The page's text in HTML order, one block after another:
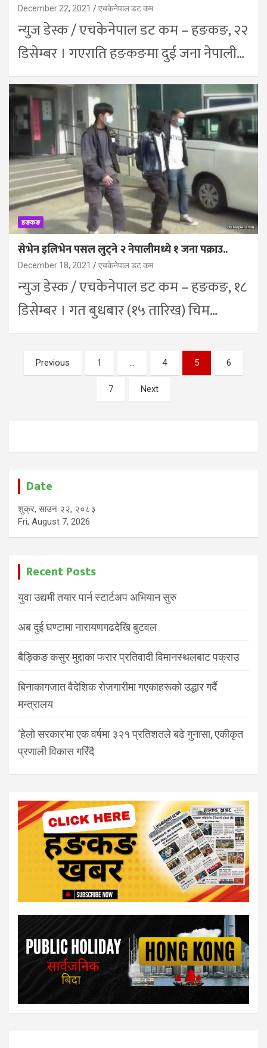
December 22, 2021 एचकेनेपाल डट कम
न्युज डेस्क / एचकेनेपाल डट कम – हङकङ, २२
डिसेम्बर । गएराति हङकङमा दुई जना नेपाली…
हङकङ
सेभेन इलिभेन पसल लुट्ने २ नेपालीमध्ये १ जना पक्राउ..
December 18, 2021 एचकेनेपाल डट कम
न्युज डेस्क / एचकेनेपाल डट कम – हङकङ, १८
डिसेम्बर । गत बुधबार (१५ तारिख) चिम…
Posts
pagination
Previous 1 … 4 5 6
7 Next
Date
शुक्र, साउन २२, २०८३
Fri, August 7, 2026
Recent Posts
युवा उद्यमी तयार पार्न स्टार्टअप अभियान सुरु
अब दुई घण्टामा नारायणगढदेखि बुटवल
बैङ्किङ कसुर मुद्दाका फरार प्रतिवादी विमानस्थलबाट पक्राउ
बिनाकागजात वैदेशिक रोजगारीमा गएकाहरूको उद्धार गर्दै
मन्त्रालय
‘हेलो सरकार’मा एक वर्षमा ३२१ प्रतिशतले बढे गुनासा, एकीकृत
प्रणाली विकास गरिँदै